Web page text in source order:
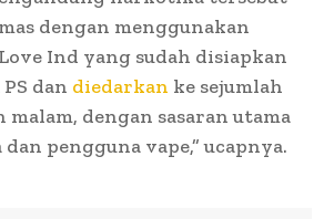
dengan menggunakan
Ind yang sudah disiapkan
dan diedarkan ke sejumlah
dengan sasaran utama
pengguna vape,” ucapnya.